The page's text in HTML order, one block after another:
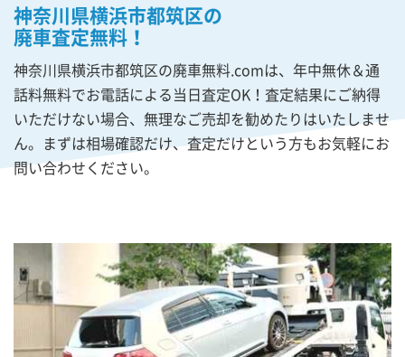
神奈川県横浜市都筑区の
廃車査定無料！
神奈川県横浜市都筑区の廃車無料.comは、年中無休＆通
話料無料でお電話による当日査定OK！査定結果にご納得
いただけない場合、無理なご売却を勧めたりはいたしませ
ん。まずは相場確認だけ、査定だけという方もお気軽にお
問い合わせください。